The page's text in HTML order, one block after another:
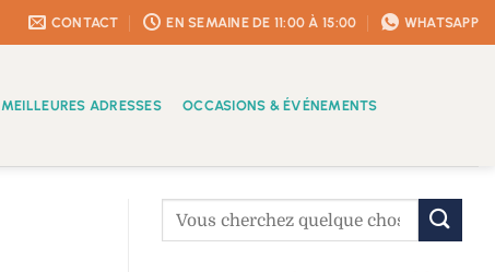
CONTACT EN SEMAINE DE 11:00 À 15:00 WHATSAPP
MEILLEURES ADRESSES OCCASIONS & ÉVÉNEMENTS